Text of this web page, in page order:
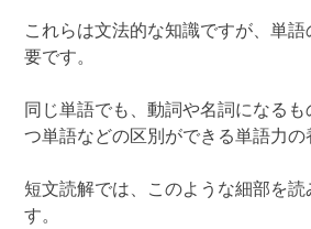
これらは文法的な知識ですが、単
要です。
同じ単語でも、動詞や名詞になる
つ単語などの区別ができる単語力の
短文読解では、このような細部を
す。